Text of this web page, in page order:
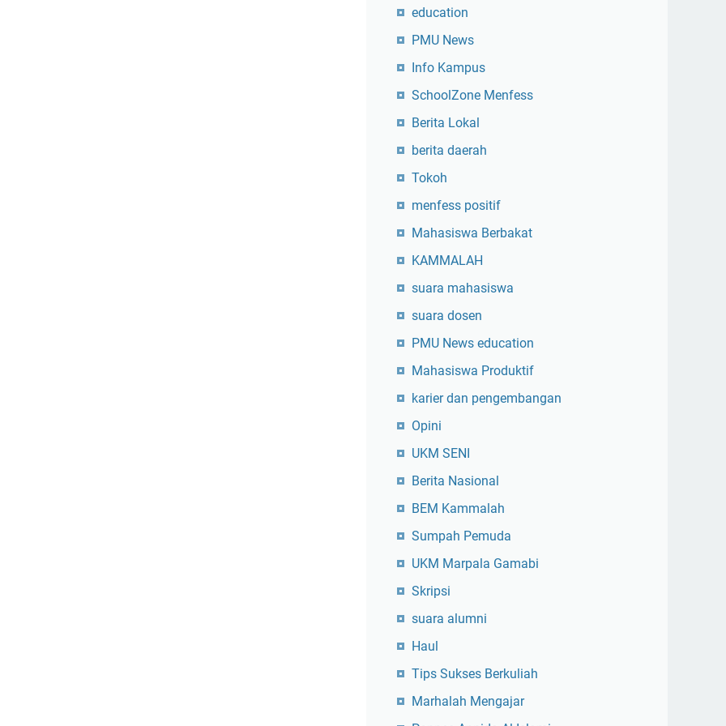
education
PMU News
Info Kampus
SchoolZone Menfess
Berita Lokal
berita daerah
Tokoh
menfess positif
Mahasiswa Berbakat
KAMMALAH
suara mahasiswa
suara dosen
PMU News education
Mahasiswa Produktif
karier dan pengembangan
Opini
UKM SENI
Berita Nasional
BEM Kammalah
Sumpah Pemuda
UKM Marpala Gamabi
Skripsi
suara alumni
Haul
Tips Sukses Berkuliah
Marhalah Mengajar